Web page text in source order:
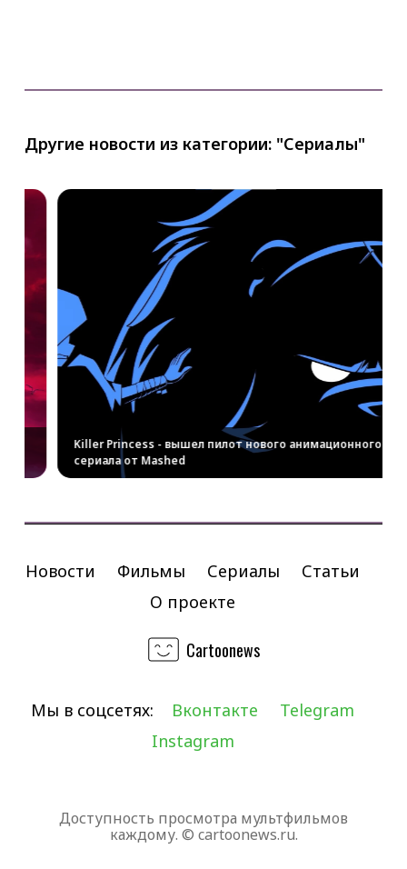
Другие новости из категории: "Сериалы"
Killer Princess - вышел пилот нового анимационного
сериала от Mashed
Новости Фильмы Сериалы
Статьи
О проекте
Cartoonews
Мы в соцсетях: Вконтакте
Telegram
Instagram
Доступность просмотра мультфильмов
каждому. © cartoonews.ru.